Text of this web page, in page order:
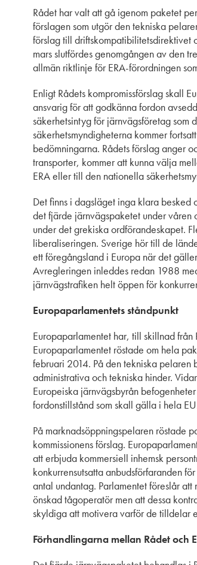
Rådet har valt att gå igenom paketet
förslagen som utgör den tekniska
förslag till driftskompatibilitetsdirektivet
mars slutfördes genomgången av den
allmän riktlinje för ERA-förordningen
Enligt Rådets kompromissförslag skall
ansvarig för att godkänna fordon
säkerhetsintyg för järnvägsföretag
säkerhetsmyndigheterna kommer
bedömningarna. Rådets förslag anger
transporter, kommer att kunna välja
ERA eller till den nationella
Det finns i dagsläget inga klara
det fjärde järnvägspaketet under
under det grekiska ordförandeskapet.
liberaliseringen. Sverige hör till de
ett föregångsland i Europa när det
Avregleringen inleddes redan 1988
järnvägstrafiken helt öppen för
Europaparlamentets ståndpunkt
Europaparlamentet har, till skillnad
Europaparlamentet röstade om hela
februari 2014. På den tekniska
administrativa och tekniska hinder.
Europeiska järnvägsbyrån
fordonstillstånd som skall gälla i hela
På marknadsöppningspelaren röstade
kommissionens förslag.
att erbjuda kommersiell inhemsk
konkurrensutsatta anbudsförfaranden
antal undantag. Parlamentet föreslår
önskad tågoperatör men att dessa
skyldiga att motivera varför de tilldelar
Förhandlingarna mellan Rådet och